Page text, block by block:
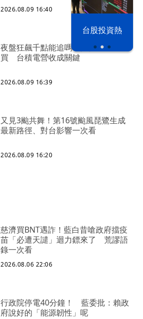
台股投資熱
2026.08.09 16:40
夜盤狂飆千點能追嗎？投信終結連32
買 台積電營收成關鍵
2026.08.09 16:39
又見3颱共舞！第16號颱風琵鷺生成
最新路徑、對台影響一次看
2026.08.09 16:20
慈濟買BNT遇詐！藍白昔嗆政府擋疫
苗「必遭天譴」迴力鏢來了 荒謬語
錄一次看
2026.08.06 22:06
行政院停電40分鐘！ 藍委批：賴政
府說好的「能源韌性」呢